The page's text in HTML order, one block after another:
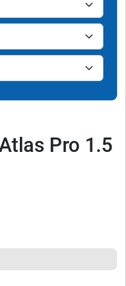
Pro 1.5